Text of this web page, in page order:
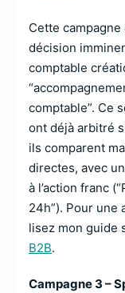
Cette
décision
comptable
comptable”. Ce
ont déjà arbitré
ils comparent
directes, avec
à l’action franc
24h”). Pour une
lisez mon guide
B2B.
Campagne 3 –